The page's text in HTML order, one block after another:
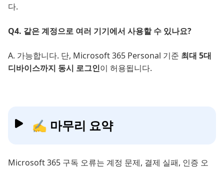
다.
Q4. 같은 계정으로 여러 기기에서 사용할 수 있나요?
A. 가능합니다. 단, Microsoft 365 Personal 기준 최대 5대
디바이스까지 동시 로그인이 허용됩니다.
✍ 마무리 요약
Microsoft 365 구독 오류는 계정 문제, 결제 실패, 인증 오